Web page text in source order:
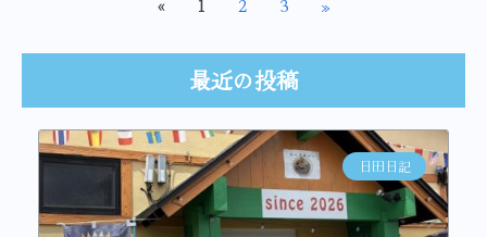
最近の投稿
日田日記